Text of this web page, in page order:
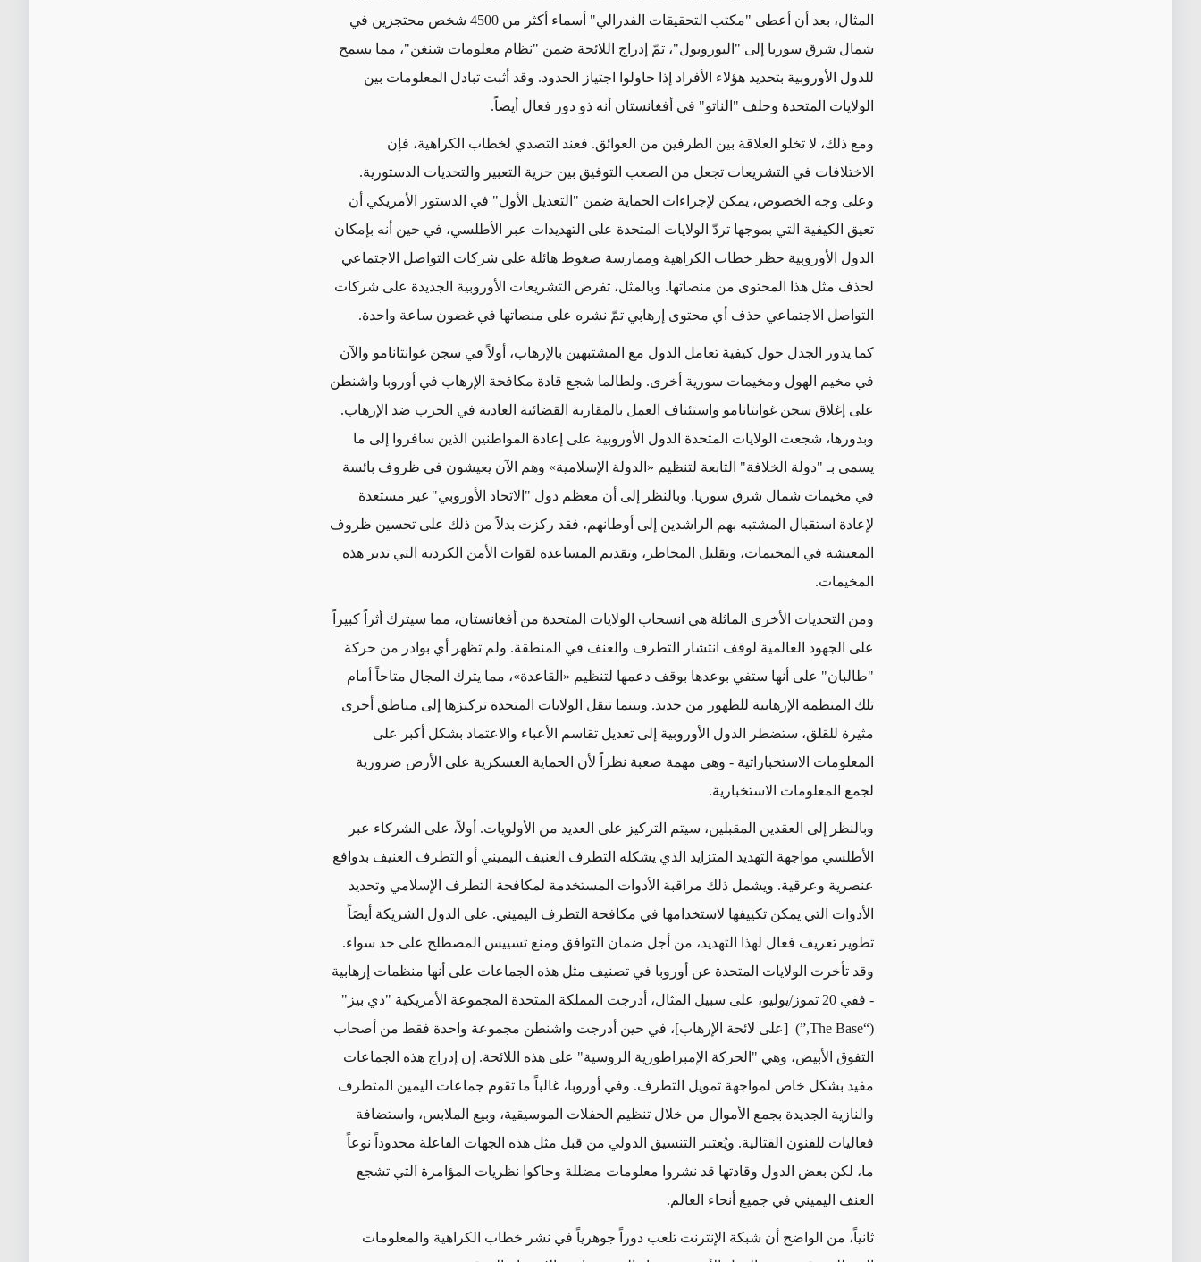
المثال، بعد أن أعطى "مكتب التحقيقات الفدرالي" أسماء أكثر من 4500 شخص محتجزين في
شمال شرق سوريا إلى "اليوروبول"، تمّ إدراج اللائحة ضمن "نظام معلومات شنغن"، مما يسمح
للدول الأوروبية بتحديد هؤلاء الأفراد إذا حاولوا اجتياز الحدود. وقد أثبت تبادل المعلومات بين
الولايات المتحدة وحلف "الناتو" في أفغانستان أنه ذو دور فعال أيضاً.
ومع ذلك، لا تخلو العلاقة بين الطرفين من العوائق. فعند التصدي لخطاب الكراهية، فإن
الاختلافات في التشريعات تجعل من الصعب التوفيق بين حرية التعبير والتحديات الدستورية.
وعلى وجه الخصوص، يمكن لإجراءات الحماية ضمن "التعديل الأول" في الدستور الأمريكي أن
تعيق الكيفية التي بموجها تردّ الولايات المتحدة على التهديدات عبر الأطلسي، في حين أنه بإمكان
الدول الأوروبية حظر خطاب الكراهية وممارسة ضغوط هائلة على شركات التواصل الاجتماعي
لحذف مثل هذا المحتوى من منصاتها. وبالمثل، تفرض التشريعات الأوروبية الجديدة على شركات
التواصل الاجتماعي حذف أي محتوى إرهابي تمّ نشره على منصاتها في غضون ساعة واحدة.
كما يدور الجدل حول كيفية تعامل الدول مع المشتبهين بالإرهاب، أولاً في سجن غوانتانامو والآن
في مخيم الهول ومخيمات سورية أخرى. ولطالما شجع قادة مكافحة الإرهاب في أوروبا واشنطن
على إغلاق سجن غوانتانامو واستئناف العمل بالمقاربة القضائية العادية في الحرب ضد الإرهاب.
وبدورها، شجعت الولايات المتحدة الدول الأوروبية على إعادة المواطنين الذين سافروا إلى ما
يسمى بـ "دولة الخلافة" التابعة لتنظيم « الدولة الإسلامية» وهم الآن يعيشون في ظروف بائسة
في مخيمات شمال شرق سوريا. وبالنظر إلى أن معظم دول "الاتحاد الأوروبي" غير مستعدة
لإعادة استقبال المشتبه بهم الراشدين إلى أوطانهم، فقد ركزت بدلاً من ذلك على تحسين ظروف
المعيشة في المخيمات، وتقليل المخاطر، وتقديم المساعدة لقوات الأمن الكردية التي تدير هذه
المخيمات.
ومن التحديات الأخرى الماثلة هي انسحاب الولايات المتحدة من أفغانستان، مما سيترك أثراً كبيراً
على الجهود العالمية لوقف انتشار التطرف والعنف في المنطقة. ولم تظهر أي بوادر من حركة
"طالبان" على أنها ستفي بوعدها بوقفدعمها لتنظيم «القاعدة»، مما يترك المجال متاحاً أمام
تلك المنظمة الإرهابية للظهور من جديد. وبينما تنقل الولايات المتحدة تركيزها إلى مناطق أخرى
مثيرة للقلق، ستضطر الدول الأوروبية إلى تعديل تقاسم الأعباء والاعتماد بشكل أكبر
على
المعلومات الاستخباراتية- وهي مهمة صعبة نظراً لأن الحماية العسكرية على الأرض ضرورية
لجمع المعلومات الاستخبارية.
وبالنظر إلى العقدين المقبلين، سيتم التركيز على العديد من الأولويات. أولاً، على الشركاء عبر
الأطلسي مواجهة التهديد المتزايد الذي يشكله التطرف العنيف اليميني أو التطرف العنيف بدوافع
عنصرية وعرقية. ويشمل ذلك مراقبة الأدوات المستخدمة لمكافحة التطرف الإسلامي وتحديد
الأدوات التي يمكنتكييفها لاستخدامها في مكافحة التطرف اليميني. على الدول الشريكة أيضَاً
تطوير تعريف فعال لهذا التهديد، من أجل ضمان التوافق ومنع تسييس المصطلح على حد سواء.
وقد تأخرت الولايات المتحدة عن أوروبا في تصنيف مثل هذه الجماعات على أنها منظمات إرهابية
- ففي 20 تموز/يوليو، على سبيل المثال، أدرجت المملكة المتحدة المجموعة الأمريكية "ذي بيز"
(
“The Base,”)
[على لائحة الإرهاب]، في حين أدرجت واشنطن مجموعة واحدة فقط من أصحاب
التفوق الأبيض، وهي "الحركة الإمبراطورية الروسية" على هذه اللائحة. إن إدراج هذه الجماعات
مفيد بشكل خاص لمواجهة تمويل التطرف. وفي أوروبا، غالباً ما تقوم جماعات اليمين المتطرف
والنازية الجديدة بجمع الأموال من خلال تنظيم
الحفلات الموسيقية، وبيع الملابس، واستضافة
فعاليات للفنون القتالية. ويُعتبر
التنسيق الدولي من قبل مثل هذه الجهات الفاعلة محدوداً نوعاً
ما، لكن بعض الدول وقادتها قد نشروا معلومات مضللة وحاكوا نظريات المؤامرة التي تشجع
العنف اليميني في جميع أنحاء العالم.
ثانياً، من الواضح أن شبكة الإنترنتتلعب دوراً جوهرياً في نشر خطاب الكراهية والمعلومات